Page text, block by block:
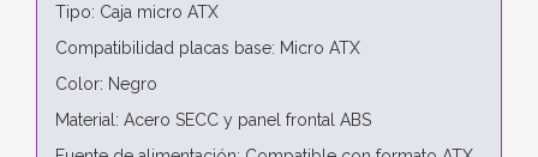
Tipo: Caja micro ATX
Compatibilidad placas base: Micro ATX
Color: Negro
Material: Acero SECC y panel frontal ABS